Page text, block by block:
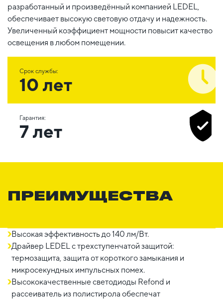
разработанный и произведённый компанией LEDEL,
обеспечивает высокую световую отдачу и надежность.
Увеличенный коэффициент мощности повысит качество
освещения в любом помещении.
Срок службы:
10 лет
Гарантия:
7 лет
ПРЕИМУЩЕСТВА
Высокая эффективность до 140 лм/Вт.
Драйвер LEDEL c трехступенчатой защитой:
термозащита, защита от короткого замыкания и
микросекундных импульсных помех.
Высококачественные светодиоды Refond и
рассеиватель из полистирола обеспечат